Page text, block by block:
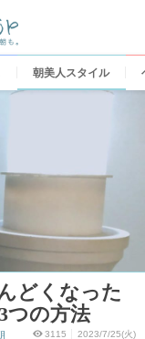
朝美人スタイル
どくなった
つの方法
3115 2023/7/25(火)